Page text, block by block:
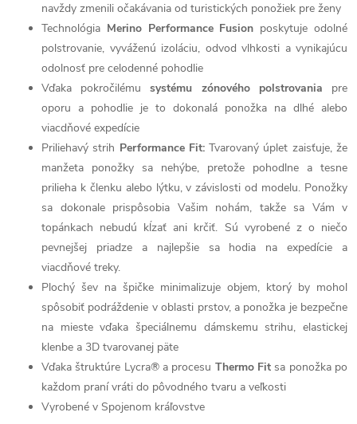
navždy zmenili očakávania od turistických ponožiek pre ženy
Technológia Merino Performance Fusion poskytuje odolné
polstrovanie, vyváženú izoláciu, odvod vlhkosti a vynikajúcu
odolnosť pre celodenné pohodlie
Vďaka pokročilémusystému zónového polstrovania pre
oporu a pohodlie je to dokonalá ponožka na dlhé alebo
viacdňové expedície
Priliehavý strih Performance Fit:Tvarovaný úplet zaisťuje, že
manžeta ponožky sa nehýbe, pretože pohodlne a tesne
prilieha k členku alebo lýtku, v závislosti od modelu. Ponožky
sa dokonale prispôsobia Vašim nohám, takže sa Vám v
topánkach nebudú kĺzať ani krčiť. Sú vyrobené z o niečo
pevnejšej priadze a najlepšie sa hodia na expedície a
viacdňové treky.
Plochý šev na špičke minimalizuje objem, ktorý by mohol
spôsobiť podráždenie v oblasti prstov, a ponožka je bezpečne
na mieste vďaka špeciálnemu dámskemu strihu, elastickej
klenbe a 3D tvarovanej päte
Vďaka štruktúre Lycra® a procesu Thermo Fit sa ponožka po
každom praní vráti do pôvodného tvaru a veľkosti
Vyrobené v Spojenom kráľovstve